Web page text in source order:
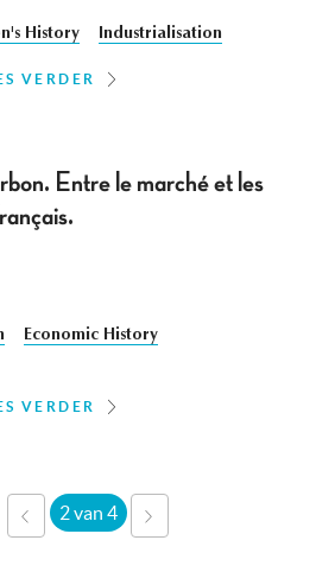
History Industrialisation
VERDER
Entre le marché et les
Economic History
VERDER
‹
VORIGE
2 van 4